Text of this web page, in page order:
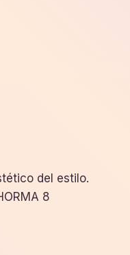
del estilo.
8